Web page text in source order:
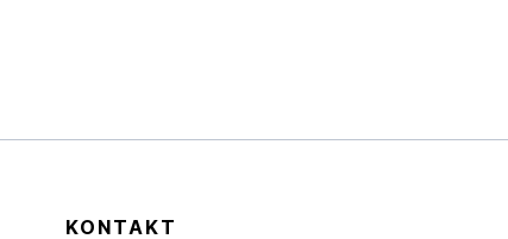
KONTAKT